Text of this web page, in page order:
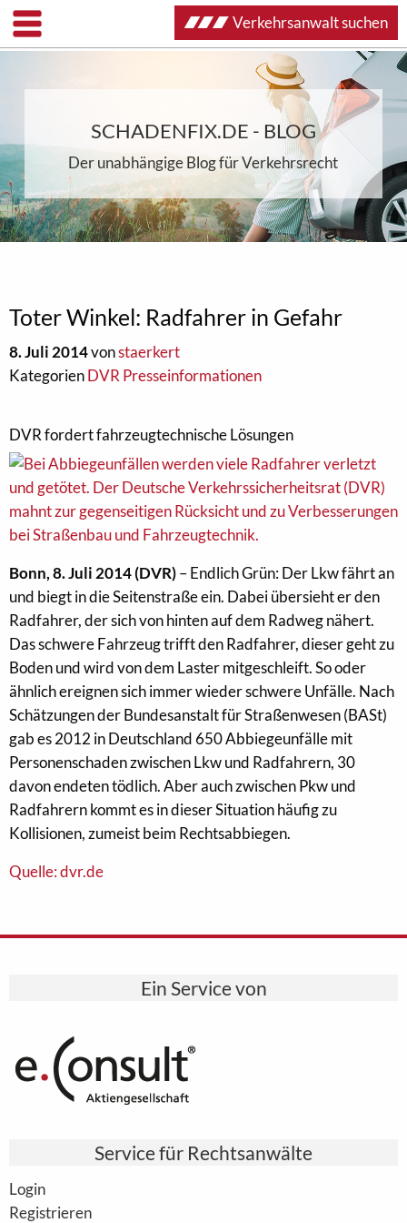
SCHADENFIX.DE - BLOG
Der unabhängige Blog für Verkehrsrecht
Toter Winkel: Radfahrer in Gefahr
8. Juli 2014vonstaerkert
KategorienDVR Presseinformationen
DVR fordert fahrzeugtechnische Lösungen
Bonn, 8. Juli 2014(DVR)– Endlich Grün: Der Lkw fährt an
und biegt in die Seitenstraße ein. Dabei übersieht er den
Radfahrer, der sich von hinten auf dem Radweg nähert.
Das schwere Fahrzeug trifft den Radfahrer, dieser geht zu
Boden und wird von dem Laster mitgeschleift. So oder
ähnlich ereignen sich immer wieder schwere Unfälle. Nach
Schätzungen der Bundesanstalt für Straßenwesen (BASt)
gab es 2012 in Deutschland 650 Abbiegeunfälle mit
Personenschaden zwischen Lkw und Radfahrern, 30
davon endeten tödlich. Aber auch zwischen Pkw und
Radfahrern kommt es in dieser Situation häufig zu
Kollisionen, zumeist beim Rechtsabbiegen.
Quelle: dvr.de
Ein Service von
Service für Rechtsanwälte
Login
Registrieren
Verkehrsanwalt suchen